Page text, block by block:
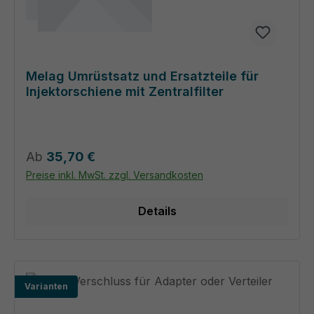
Melag Umrüstsatz und Ersatzteile für
Injektorschiene mit Zentralfilter
Regulärer Preis:
Ab 35,70 €
Preise inkl. MwSt. zzgl. Versandkosten
Details
Varianten